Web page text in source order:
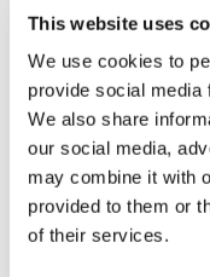
This website uses
We use cookies to
provide social media
We also share
our social media,
may combine it with
provided to them or
of their services.
registrierten
Alle
durchgeführt.
Über uns
Wie es Funktioniert
Vor-Op Leitfaden
Autoren & Gutachter